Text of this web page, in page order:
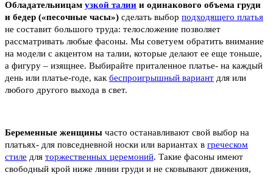
Обладательницам узкой талии и одинакового объема груди
и бедер («песочные часы») сделать выбор подходящего платья
не составит большого труда: телосложение позволяет
рассматривать любые фасоны. Мы советуем обратить внимание
на модели с акцентом на талии, которые делают ее еще тоньше,
а фигуру – изящнее. Выбирайте приталенное платье- на каждый
день или платье-годе, как беспроигрышный вариант для или
любого другого выхода в свет.
Беременные женщины часто останавливают свой выбор на
платьях- для повседневной носки или вариантах в греческом
стиле для торжественных церемоний. Такие фасоны имеют
свободный крой ниже линии груди и не сковывают движения,